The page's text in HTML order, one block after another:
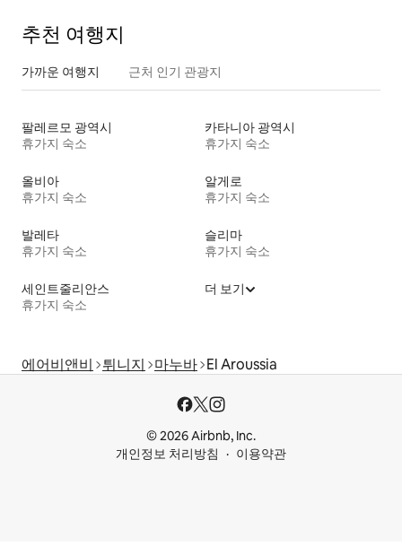
추천 여행지
가까운 여행지 근처 인기 관광지
팔레르모 광역시
휴가지 숙소
카타니아 광역시
휴가지 숙소
올비아
휴가지 숙소
알게로
휴가지 숙소
발레타
휴가지 숙소
슬리마
휴가지 숙소
세인트줄리안스
휴가지 숙소
더 보기
에어비앤비 튀니지 마누바 El Aroussia
© 2026 Airbnb, Inc.
개인정보 처리방침
이용약관